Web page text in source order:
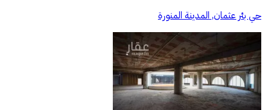
حي بئر عثمان, المدينة المنورة